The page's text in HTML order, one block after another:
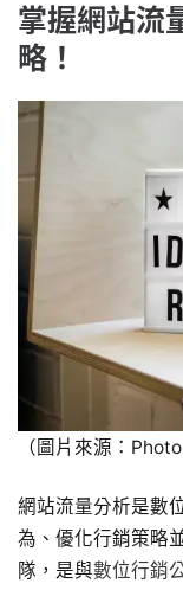
掌握網站流
略！
（圖片來源：
網站流量分析是數
為、優化行銷策略
隊，是與數位行銷